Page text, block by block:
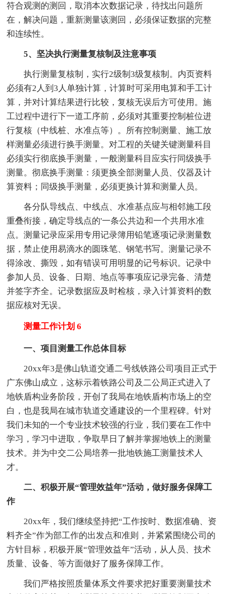
符合观测的测回，取消本次数据记录，待找出问题所
在，解决问题，重新测量该测回，必须保证数据的完整
和连续性。
5、坚决执行测量复核制及注意事项
执行测量复核制，实行2级制3级复核制。内页资料
必须有2人到3人单独计算，计算时可采用电算和手工计
算，并对计算结果进行比较，复核无误后方可使用。施
工过程中进行下一道工序前，必须对其重要控制桩位进
行复核（中线桩、水准点等）。所有控制测量、施工放
样测量必须进行换手测量。对工程的关键关键测量科目
必须实行彻底换手测量，一般测量科目应实行同级换手
测量。彻底换手测量：须更换全部测量人员、仪器及计
算资料；同级换手测量，必须更换计算和测量人员。
各分队导线点、中线点、水准基点应与相邻施工段
重叠衔接，确定导线点的'一条公共边和一个共用水准
点。测量记录应采用专用记录簿用铅笔逐项记录测量数
据，禁止使用易滴水的圆珠笔、钢笔书写。测量记录不
得涂改、撕毁，如有错误可用明显的记号标识。记录中
参加人员、设备、日期、地点等事项应记录完备、清楚
并签字齐全。记录数据应及时检核，录入计算资料的数
据应核对无误。
测量工作计划 6
一、项目测量工作总体目标
20xx年3是佛山轨道交通二号线铁路公司项目正式于
广东佛山成立，这标示着铁路公司及二公局正式进入了
地铁盾构业务阶段，开创了我局在地铁盾构市场上的空
白，也是我局在城市轨道交通建设的一个里程碑。针对
我们未知的一个专业技术较强的行业，我们要在工作中
学习，学习中进取，争取早日了解并掌握地铁上的测量
技术。并为中交二公局培养一批地铁施工测量技术人
才。
二、积极开展“管理效益年”活动，做好服务保障工
作
20xx年，我们继续坚持把“工作按时、数据准确、资
料齐全”作为部工作的出发点和准则，并紧紧围绕公司的
方针目标，积极开展“管理效益年”活动，从人员、技术
质量、设备、等方面做好了服务保障工作。
我们严格按照质量体系文件要求把好重要测量技术